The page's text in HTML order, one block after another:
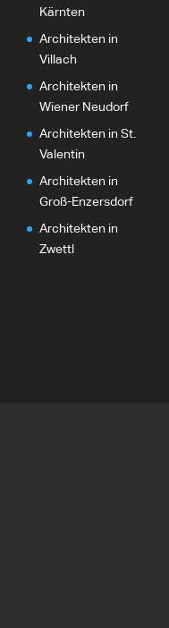
Kärnten
Architekten in
Villach
Architekten in
Wiener Neudorf
Architekten in St.
Valentin
Architekten in
Groß-Enzersdorf
Architekten in
Zwettl